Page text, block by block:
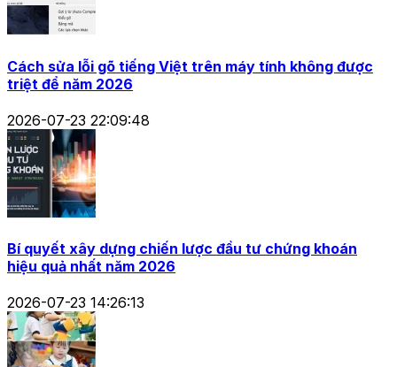
Cách sửa lỗi gõ tiếng Việt trên máy tính không được
triệt để năm 2026
2026-07-23 22:09:48
Bí quyết xây dựng chiến lược đầu tư chứng khoán
hiệu quả nhất năm 2026
2026-07-23 14:26:13